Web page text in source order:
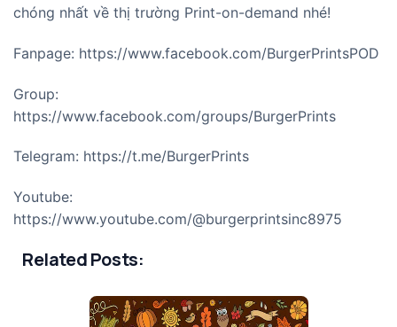
chóng nhất về thị trường Print-on-demand nhé!
Fanpage: https://www.facebook.com/BurgerPrintsPOD
Group:
https://www.facebook.com/groups/BurgerPrints
Telegram: https://t.me/BurgerPrints
Youtube:
https://www.youtube.com/@burgerprintsinc8975
Related Posts: